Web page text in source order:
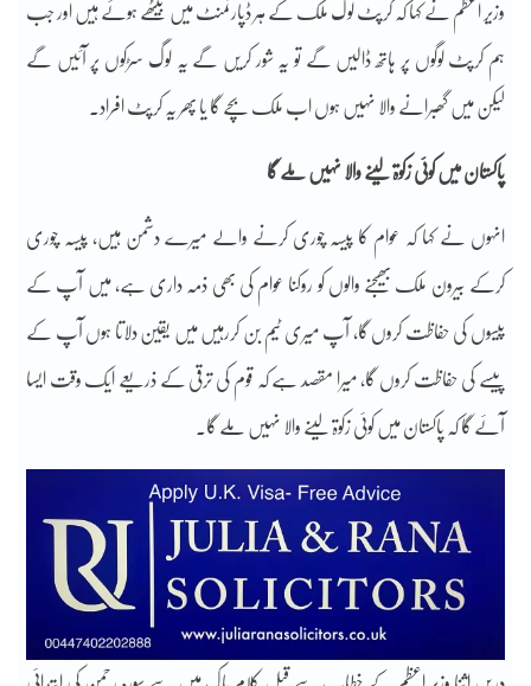
وزیر اعظم نے کہا کہ کرپٹ لوگ ملک کے ہر ڈپارٹمنٹ میں بیٹھے ہوئے ہیں اور جب
ہم کرپٹ لوگوں پر ہاتھ ڈالیں گے تو یہ شور کریں گے یہ لوگ سڑکوں پر آئیں گے
لیکن میں گھبرانے والا نہیں ہوں اب ملک بچے گا یا پھر یہ کرپٹ افراد۔
پاکستان میں کوئی زکوۃ لینے والا نہیں ملے گا
انہوں نے کہا کہ عوام کا پیسہ چوری کرنے والے میرے دشمن ہیں، پیسہ چوری
کرکے بیرون ملک بھیجنے والوں کو روکنا عوام کی بھی ذمہ داری ہے، میں آپ کے
پیسوں کی حفاظت کروں گا، آپ میری ٹیم بن کررہیں میں یقین دلاتا ہوں آپ کے
پیسے کی حفاظت کروں گا، میرا مقصد ہے کہ قوم کی ترقی کے ذریعے ایک وقت ایسا
آئے گا کہ پاکستان میں کوئی زکوۃ لینے والا نہیں ملے گا۔